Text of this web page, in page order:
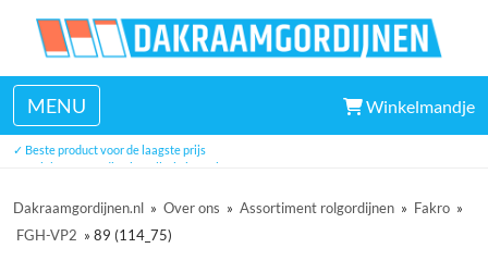
MENU Winkelmandje
✓ Veel uit voorraad leverbaar
✓ Beste product voor de laagste prijs
✓ Unieke eenvoudige installatie in 5 minuten
Dakraamgordijnen.nl » Over ons » Assortiment rolgordijnen » Fakro »
FGH-VP2 » 89 (114_75)